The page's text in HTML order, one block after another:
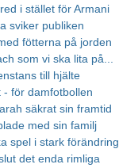
i stället för Armani
sviker publiken
fötterna på jorden
som vi ska lita på...
till hjälte
- för damfotbollen
säkrat sin framtid
med sin familj
spel i stark förändring
det enda rimliga